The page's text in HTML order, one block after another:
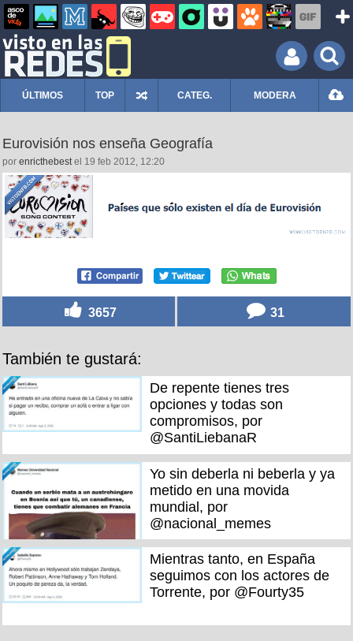
ÚLTIMOS TOP CATEG. MODERA
Eurovisión nos enseña Geografía
por enricthebestel 19 feb 2012, 12:20
3657 31
También te gustará:
De repente tienes tres
opciones y todas son
compromisos, por
@SantiLiebanaR
Yo sin deberla ni beberla y ya
metido en una movida
mundial, por
@nacional_memes
Mientras tanto, en España
seguimos con los actores de
Torrente, por @Fourty35